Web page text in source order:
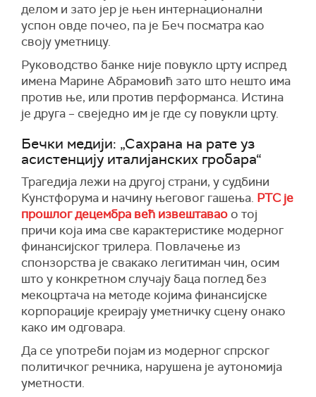
делом и зато јер је њен интернационални
успон овде почео, па је Беч посматра као
своју уметницу.
Руководство банке није повукло црту испред
имена Марине Абрамовић зато што нешто има
против ње, или против перформанса. Истина
је друга – свеједно им је где су повукли црту.
Бечки медији: „Сахрана на рате уз
асистенцију италијанских гробара“
Трагедија лежи на другој страни, у судбини
Кунстфорума и начину његовог гашења. РТС је
прошлог децембра већ извештавао о тој
причи која има све карактеристике модерног
финансијског трилера. Повлачење из
спонзорства је свакако легитиман чин, осим
што у конкретном случају баца поглед без
мекоцртача на методе којима финансијске
корпорације креирају уметничку сцену онако
како им одговара.
Да се употреби појам из модерног спрског
политичког речника, нарушена је аутономија
уметности.